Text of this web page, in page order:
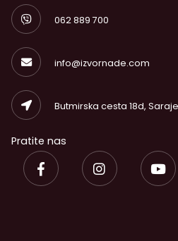
062 889 700
info@izvornade.com
Butmirska cesta 18d,
Pratite nas